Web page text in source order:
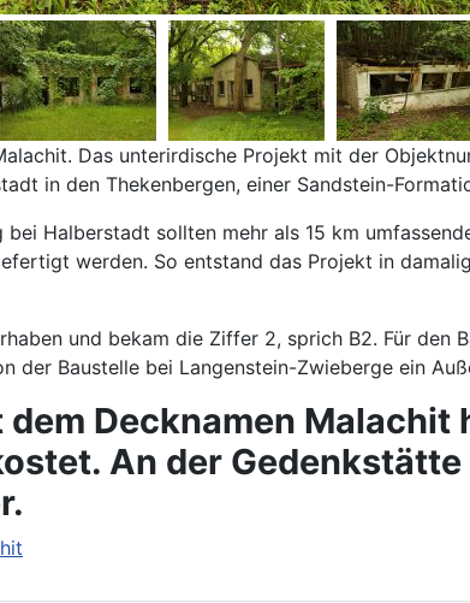
Das unterirdische Projekt mit der
in den Thekenbergen, einer Sandstein-
Halberstadt sollten mehr als 15 km
werden. So entstand das Projekt in
und bekam die Ziffer 2, sprich B2. Für
der Baustelle bei Langenstein-Zwieberge ein
Decknamen
An der